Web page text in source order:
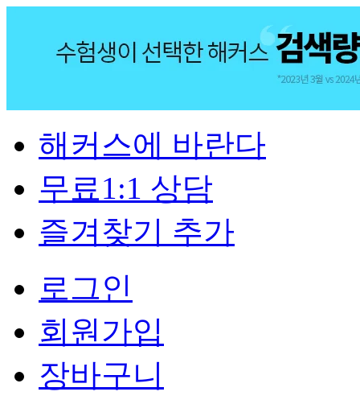
해커스에 바란다
무료1:1 상담
즐겨찾기 추가
로그인
회원가입
장바구니